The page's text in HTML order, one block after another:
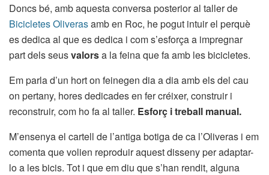
Doncs bé, amb aquesta conversa posterior al taller de
Bicicletes Oliverasamb en Roc, he pogut intuir el perquè
es dedica al que es dedica i com s’esforça a impregnar
part dels seusvalorsa la feina que fa amb les bicicletes.
Em parla d’un hort on feinegen dia a dia amb els del cau
on pertany, hores dedicades en fer créixer, construir i
reconstruir, com ho fa al taller. Esforç i treball manual.
M’ensenya el cartell de l’antiga botiga de ca l’Oliveras i em
comenta que volien reproduir aquest disseny per adaptar-
lo a les bicis. Tot i que em diu que s’han rendit, alguna